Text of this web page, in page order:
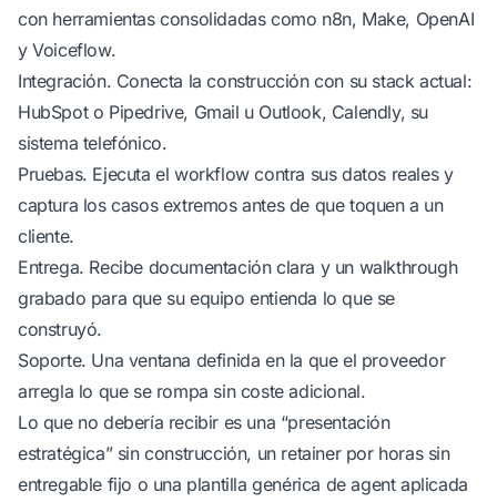
con herramientas consolidadas como n8n, Make, OpenAI
y Voiceflow.
Integración. Conecta la construcción con su stack actual:
HubSpot o Pipedrive, Gmail u Outlook, Calendly, su
sistema telefónico.
Pruebas. Ejecuta el workflow contra sus datos reales y
captura los casos extremos antes de que toquen a un
cliente.
Entrega. Recibe documentación clara y un walkthrough
grabado para que su equipo entienda lo que se
construyó.
Soporte. Una ventana definida en la que el proveedor
arregla lo que se rompa sin coste adicional.
Lo que no debería recibir es una “presentación
estratégica” sin construcción, un retainer por horas sin
entregable fijo o una plantilla genérica de agent aplicada